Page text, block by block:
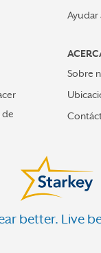
Ayudar
de
Sobre
better. Live